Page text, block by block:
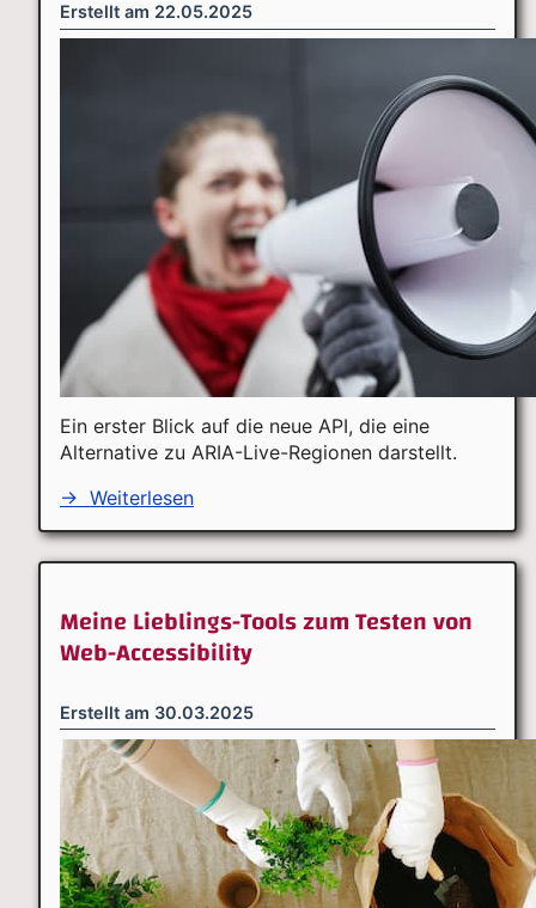
Erstellt am 22.05.2025
Ein erster Blick auf die neue API, die eine
Alternative zu ARIA-Live-Regionen darstellt.
→ Weiterlesen
Meine Lieblings-Tools zum Testen von
Web-Accessibility
Erstellt am 30.03.2025